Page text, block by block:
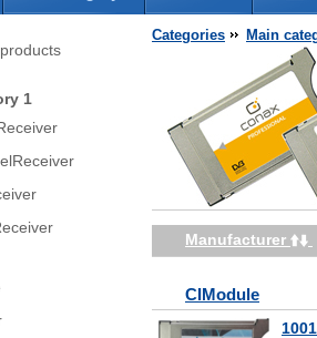
1
Categories Main
Manufacturer
CIModule